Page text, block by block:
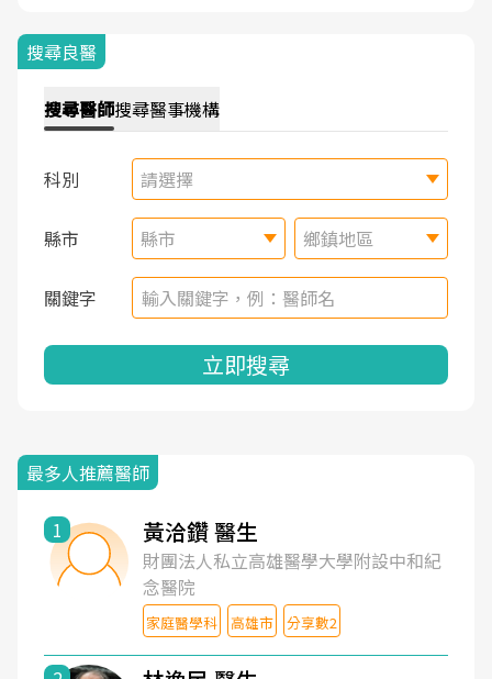
搜尋良醫
搜尋醫師搜尋醫事機構
科別 請選擇
縣市 縣市 鄉鎮地區
關鍵字
立即搜尋
最多人推薦醫師
1 黃洽鑽 醫生
財團法人私立高雄醫學大學附設中和紀
念醫院
家庭醫學科 高雄市 分享數2